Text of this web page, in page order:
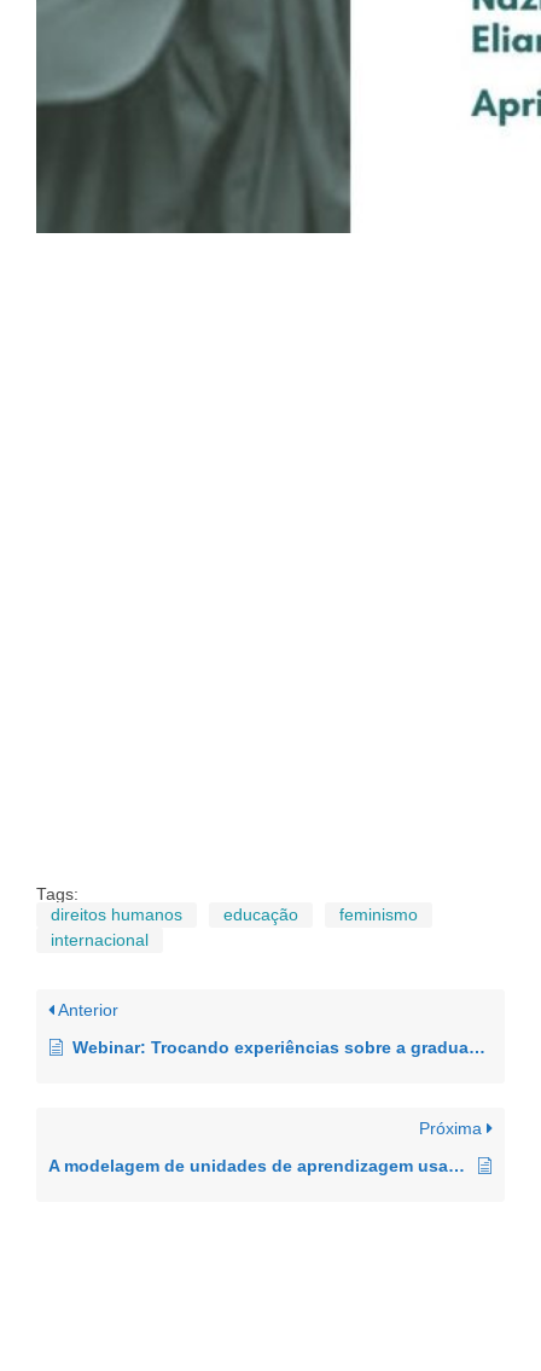
Tags:
direitos humanos
educação
feminismo
internacional
Anterior
Webinar: Trocando experiências sobre a graduação da Unicamp e Uminho em tempos de Covid-19
Próxima
A modelagem de unidades de aprendizagem usando recursos de Ambientes Virtuais